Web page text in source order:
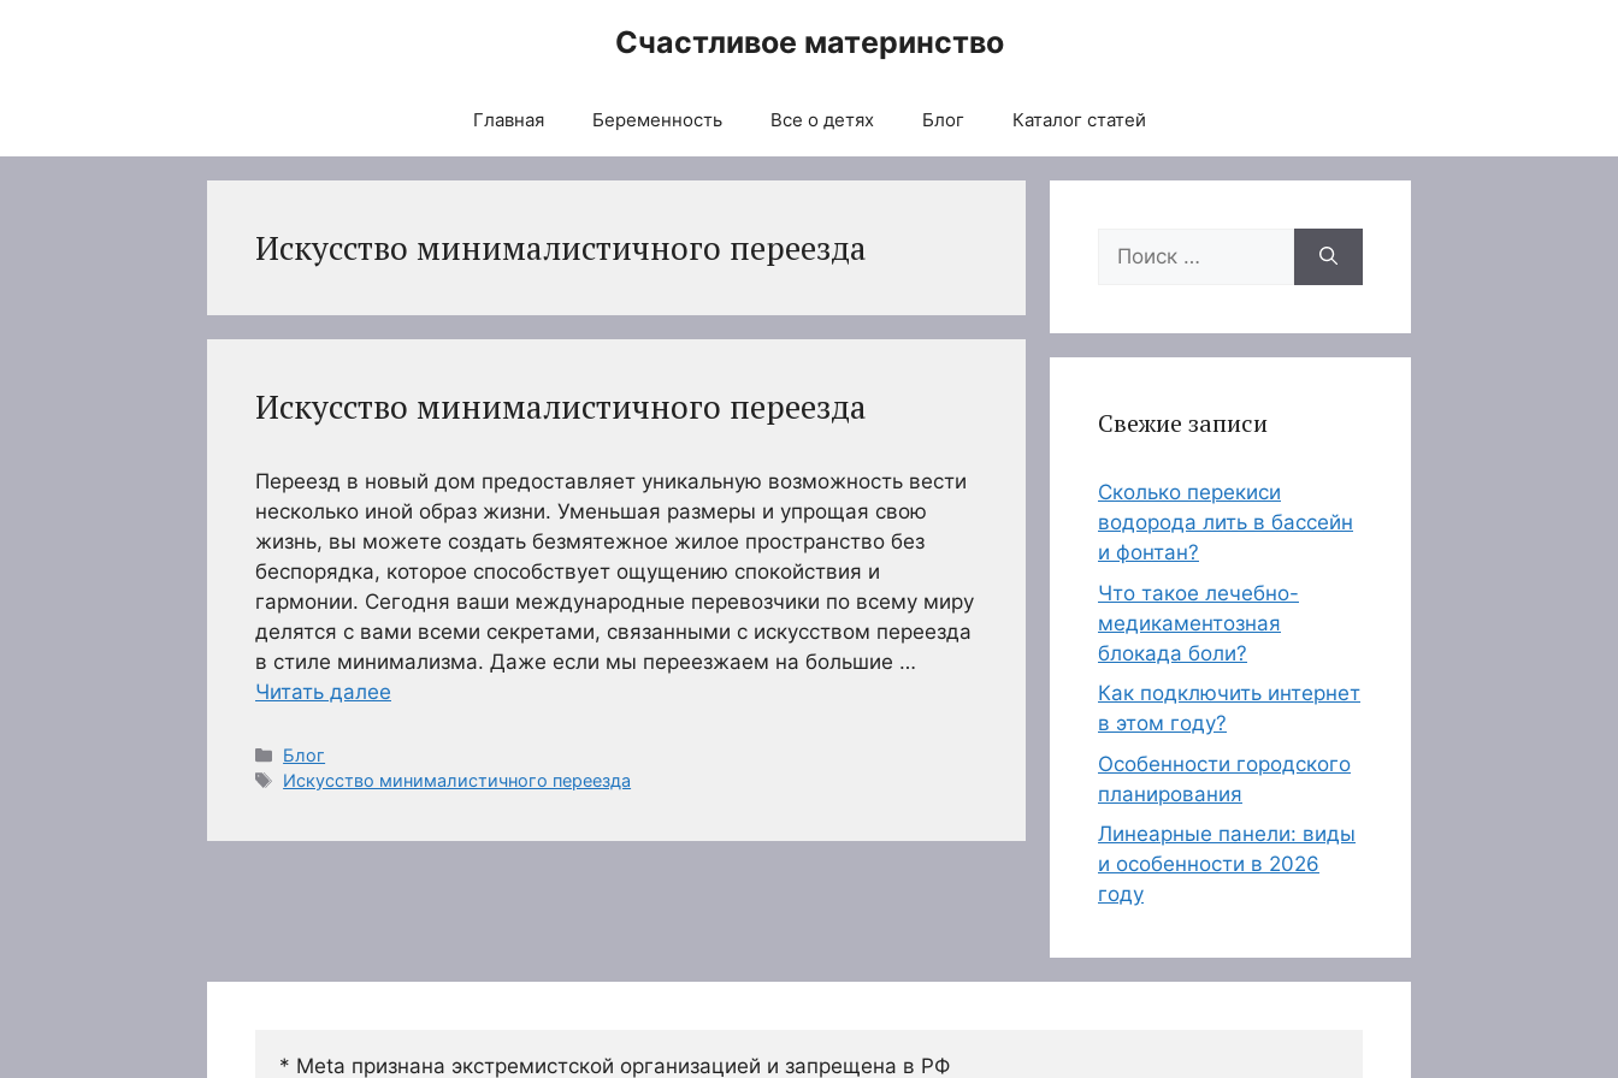
Счастливое материнство
Главная Беременность Все о детях Блог Каталог статей
Искусство минималистичного переезда
Искусство минималистичного переезда
Переезд в новый дом предоставляет уникальную возможность вести
несколько иной образ жизни. Уменьшая размеры и упрощая свою
жизнь, вы можете создать безмятежное жилое пространство без
беспорядка, которое способствует ощущению спокойствия и
гармонии. Сегодня ваши международные перевозчики по всему миру
делятся с вами всеми секретами, связанными с искусством переезда
в стиле минимализма. Даже если мы переезжаем на большие …
Читать далее
Рубрики
Блог
Метки
Искусство минималистичного переезда
Поиск:
Свежие записи
Сколько перекиси
водорода лить в бассейн
и фонтан?
Что такое лечебно-
медикаментозная
блокада боли?
Как подключить интернет
в этом году?
Особенности городского
планирования
Линеарные панели: виды
и особенности в 2026
году
* Meta признана экстремистской организацией и запрещена в РФ